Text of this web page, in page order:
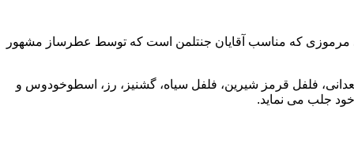
مرموزی که مناسب آقایان جنتلمن است که توسط عطرساز مشهور
فلفل قرمز شیرین، فلفل سیاه، گشنیز، رز، اسطوخودوس و
جلب می نماید.